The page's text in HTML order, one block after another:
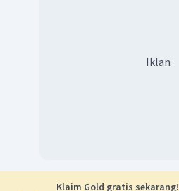
Iklan
Klaim Gold gratis sekarang!